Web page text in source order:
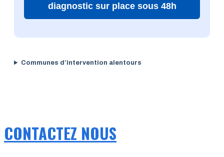
diagnostic sur place sous 48h
Communes d’intervention alentours
CONTACTEZ NOUS